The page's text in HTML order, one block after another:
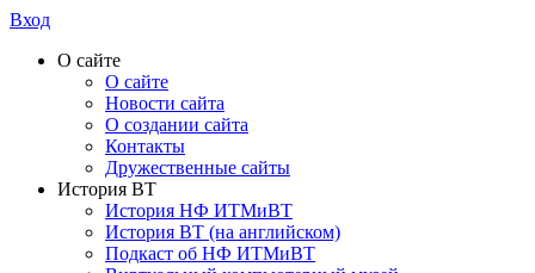
Вход
О сайте
О сайте
Новости сайта
О создании сайта
Контакты
Дружественные сайты
История ВТ
История НФ ИТМиВТ
История ВТ (на английском)
Подкаст об НФ ИТМиВТ